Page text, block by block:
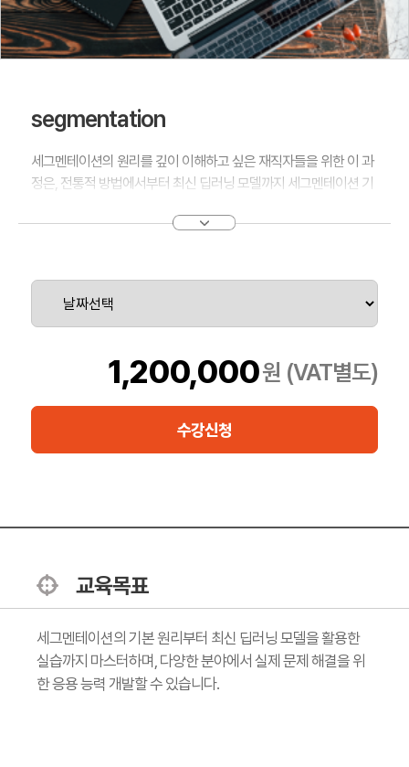
segmentation
세그멘테이션의 원리를 깊이 이해하고 싶은 재직자들을 위한 이 과
정은, 전통적 방법에서부터 최신 딥러닝 모델까지 세그멘테이션 기
시작하여, U-Net과 FCN 같은 신경망 모델을 직접 구현하고 최적
이 모든 과정을 통해, 참가자들은 세그멘테이션 프로젝트를 처음부
터 끝까지 직접 수행하며 실무 능력을 한층 강화할 수 있습니다. 세
준비를 지금 시작하세요. 전문성을 갖춘 여러분의 미래가 이 강의를
통해 현실로 이루어질 것입니다.
1,200,000원 (VAT별도)
수강신청
교육목표
세그멘테이션의 기본 원리부터 최신 딥러닝 모델을 활용한
실습까지 마스터하며, 다양한 분야에서 실제 문제 해결을 위
한 응용 능력 개발할 수 있습니다.